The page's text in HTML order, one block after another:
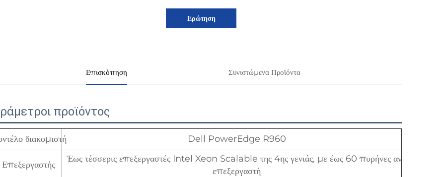
Ερώτηση
Επισκόπηση Συνιστώμενα Προϊόντα
προϊόντος
διακομιστή Dell PowerEdge R960
Επεξεργαστής
Έως τέσσερις επεξεργαστές Intel Xeon Scalable της 4ης γενιάς, με έως 60 πυρήνες ανά
επεξεργαστή